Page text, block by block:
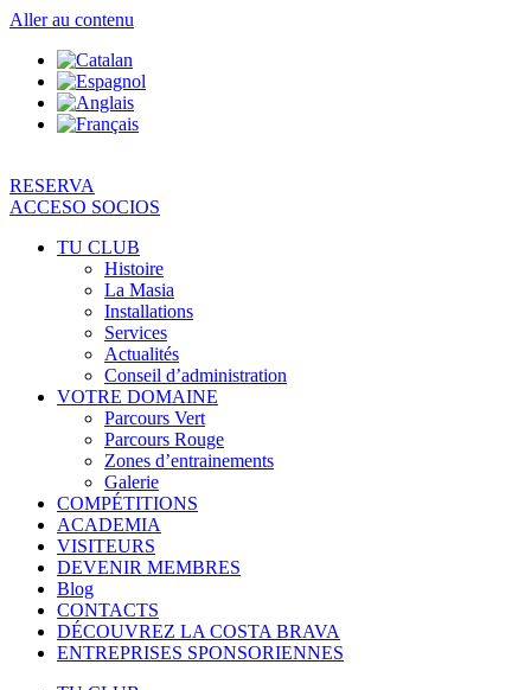
Aller au contenu
RESERVA
ACCESO SOCIOS
TU CLUB
Histoire
La Masia
Installations
Services
Actualités
Conseil d’administration
VOTRE DOMAINE
Parcours Vert
Parcours Rouge
Zones d’entrainements
Galerie
COMPÉTITIONS
ACADEMIA
VISITEURS
DEVENIR MEMBRES
Blog
CONTACTS
DÉCOUVREZ LA COSTA BRAVA
ENTREPRISES SPONSORIENNES